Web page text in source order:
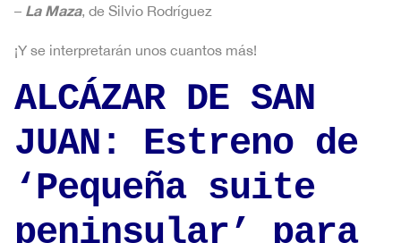
– La Maza, de Silvio Rodríguez
¡Y se interpretarán unos cuantos más!
ALCÁZAR DE SAN
JUAN: Estreno de
‘Pequeña suite
peninsular’ para